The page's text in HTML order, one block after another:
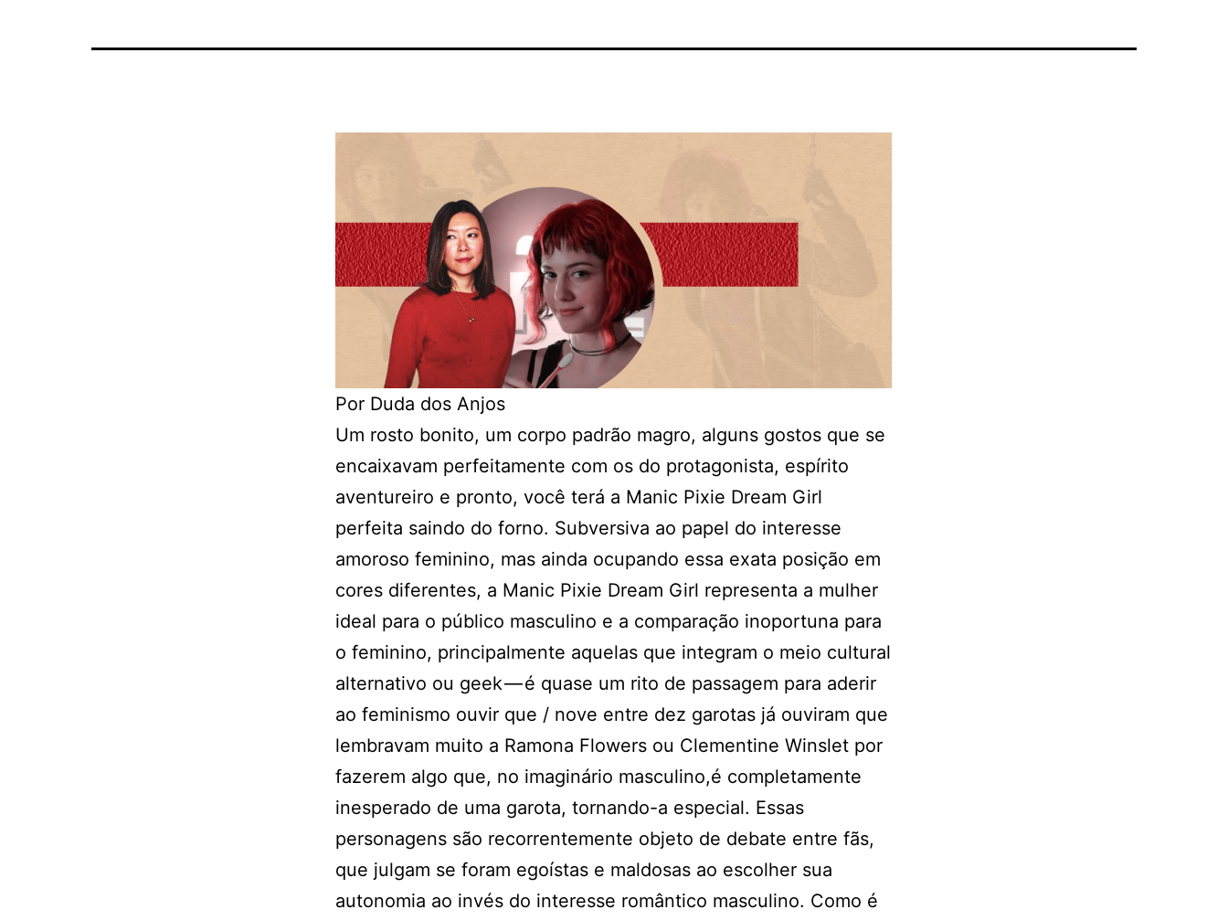
Por Duda dos Anjos
Um rosto bonito, um corpo padrão magro, alguns gostos que se
encaixavam perfeitamente com os do protagonista, espírito
aventureiro e pronto, você terá a Manic Pixie Dream Girl
perfeita saindo do forno. Subversiva ao papel do interesse
amoroso feminino, mas ainda ocupando essa exata posição em
cores diferentes, a Manic Pixie Dream Girl representa a mulher
ideal para o público masculino e a comparação inoportuna para
o feminino, principalmente aquelas que integram o meio cultural
alternativo ou geek — é quase um rito de passagem para aderir
ao feminismo ouvir que / nove entre dez garotas já ouviram que
lembravam muito a Ramona Flowers ou Clementine Winslet por
fazerem algo que, no imaginário masculino,é completamente
inesperado de uma garota, tornando-a especial. Essas
personagens são recorrentemente objeto de debate entre fãs,
que julgam se foram egoístas e maldosas ao escolher sua
autonomia ao invés do interesse romântico masculino. Como é